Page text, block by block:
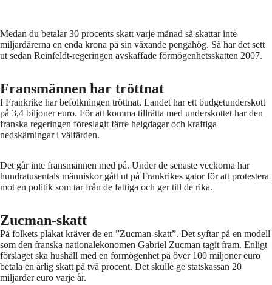
Medan du betalar 30 procents skatt varje månad så skattar inte
miljardärerna en enda krona på sin växande pengahög. Så har det sett
ut sedan Reinfeldt-regeringen avskaffade förmögenhetsskatten 2007.
Fransmännen har tröttnat
I Frankrike har befolkningen tröttnat. Landet har ett budgetunderskott
på 3,4 biljoner euro. För att komma tillrätta med underskottet har den
franska regeringen föreslagit färre helgdagar och kraftiga
nedskärningar i välfärden.
Det går inte fransmännen med på. Under de senaste veckorna har
hundratusentals människor gått ut på Frankrikes gator för att protestera
mot en politik som tar från de fattiga och ger till de rika.
Zucman-skatt
På folkets plakat kräver de en ”Zucman-skatt”. Det syftar på en modell
som den franska nationalekonomen Gabriel Zucman tagit fram. Enligt
förslaget ska hushåll med en förmögenhet på över 100 miljoner euro
betala en årlig skatt på två procent. Det skulle ge statskassan 20
miljarder euro varje år.